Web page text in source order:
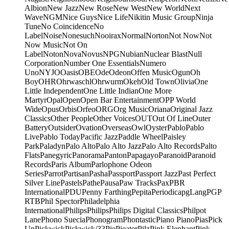
AlbionNew JazzNew RoseNew WestNew WorldNext
WaveNGMNice GuysNice LifeNikitin Music GroupNinja
TuneNo CoincidenceNo
LabelNoiseNonesuchNooiraxNormalNortonNot NowNot
Now MusicNot On
LabelNotonNovaNovusNPGNubianNuclear BlastNull
CorporationNumber One EssentialsNumero
UnoNYJOOasisOBEOdeOdeonOffen MusicOgunOh
BoyOHROhrwaschlOhrwurmOkehOld TownOliviaOne
Little IndependentOne Little IndianOne More
MartyrOpalOpenOpen Bar EntertainmentOPP World
WideOpusOrbisOrfeoORGOrg MusicOrianaOriginal Jazz
ClassicsOther PeopleOther VoicesOUTOut Of LineOuter
BatteryOutsiderOvationOverseasOwlOysterPabloPablo
LivePablo TodayPacific JazzPaddle WheelPaisley
ParkPaladynPalo AltoPalo Alto JazzPalo Alto RecordsPalto
FlatsPanegyricPanoramaPantonPapagayoParanoidParanoid
RecordsParis AlbumParlophone Odeon
SeriesParrotPartisanPashaPassportPassport JazzPast Perfect
Silver LinePastelsPathePausaPaw TracksPaxPBR
InternationalPDUPenny FarthingPepitaPeriodicapgLangPGP
RTBPhil SpectorPhiladelphia
InternationalPhilipsPhilipsPhilips Digital ClassicsPhilpot
LanePhono SueciaPhonogramPhontasticPiano PianoPiasPick